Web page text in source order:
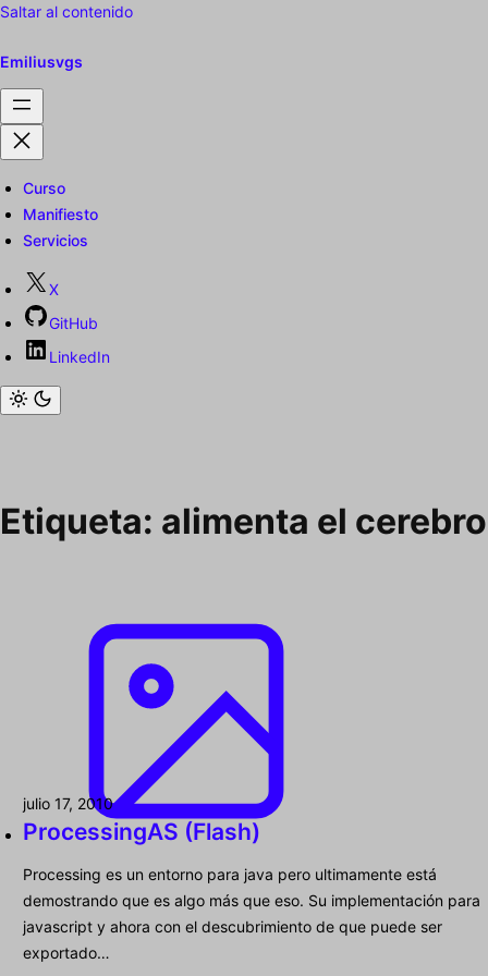
Saltar al contenido
Emiliusvgs
Curso
Manifiesto
Servicios
X
GitHub
LinkedIn
Etiqueta: alimenta el cerebro
julio 17, 2010
ProcessingAS (Flash)
Processing es un entorno para java pero ultimamente está
demostrando que es algo más que eso. Su implementación para
javascript y ahora con el descubrimiento de que puede ser
exportado…